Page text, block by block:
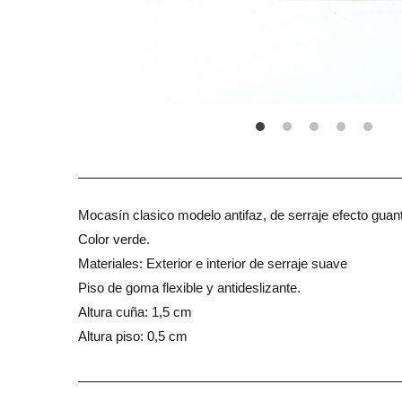
Mocasín clasico modelo antifaz, de serraje efecto
Color verde.
Materiales: Exterior e interior de serraje suave
Piso de goma flexible y antideslizante.
Altura cuña: 1,5 cm
Altura piso: 0,5 cm